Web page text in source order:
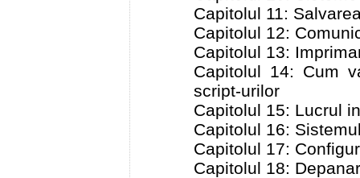
Capitolul 11:
Capitolul 12:
Capitolul 13:
Capitolul 14: Cum
script-urilor
Capitolul 15: Lucrul
Capitolul 16:
Capitolul 17:
Capitolul 18: